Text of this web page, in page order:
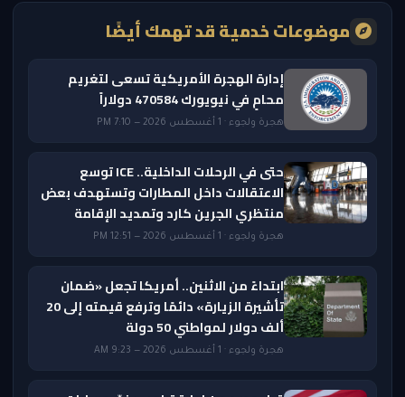
موضوعات خدمية قد تهمك أيضًا
إدارة الهجرة الأمريكية تسعى لتغريم
محامٍ في نيويورك 470584 دولاراً
هجرة ولجوء · 1 أغسطس 2026 — 7:10 PM
حتى في الرحلات الداخلية.. ICE توسع
الاعتقالات داخل المطارات وتستهدف بعض
منتظري الجرين كارد وتمديد الإقامة
هجرة ولجوء · 1 أغسطس 2026 — 12:51 PM
ابتداءً من الاثنين.. أمريكا تجعل «ضمان
تأشيرة الزيارة» دائمًا وترفع قيمته إلى 20
ألف دولار لمواطني 50 دولة
هجرة ولجوء · 1 أغسطس 2026 — 9:23 AM